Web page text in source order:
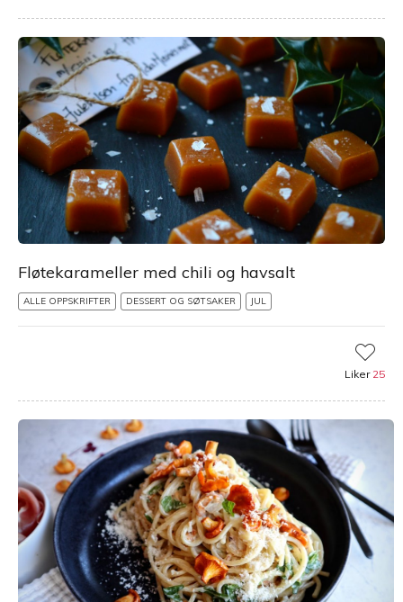
Fløtekarameller med chili og havsalt
ALLE OPPSKRIFTER DESSERT OG SØTSAKER JUL
Liker 25